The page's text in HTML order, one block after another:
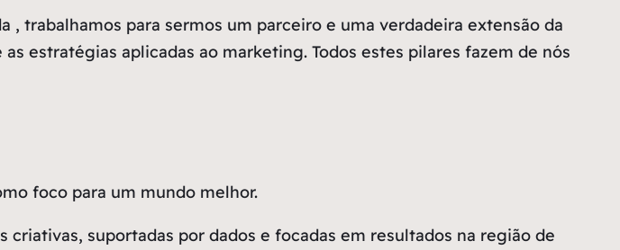
trabalhamos para sermos um parceiro e uma verdadeira extensão da
estratégias aplicadas ao marketing. Todos estes pilares fazem de nós
focopara um mundo melhor.
suportadas por dados e focadas em resultados na região de